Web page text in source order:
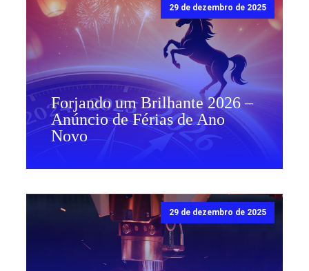
29 de dezembro de 2025
Forjando um Brilhante 2026 –
Anúncio de Férias de Ano
Novo
29 de dezembro de 2025